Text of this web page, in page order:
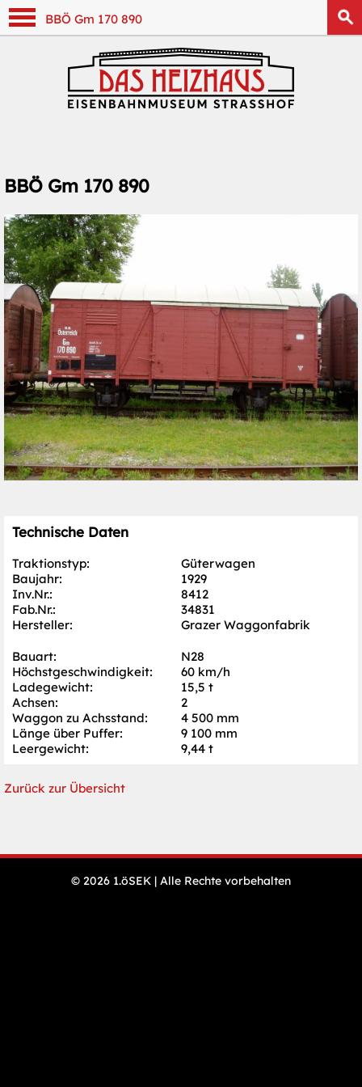
Navigation anzeigen
BBÖ Gm 170 890
BBÖ Gm 170 890
Technische Daten
Traktionstyp:
Güterwagen
Baujahr:
1929
Inv.Nr.:
8412
Fab.Nr.:
34831
Hersteller:
Grazer Waggonfabrik
Bauart:
N28
Höchst­geschwindigkeit:
60 km/h
Ladegewicht:
15,5 t
Achsen:
2
Waggon zu Achsstand:
4 500 mm
Länge über Puffer:
9 100 mm
Leergewicht:
9,44 t
Zurück zur Übersicht
© 2026 1.öSEK | Alle Rechte vorbehaltenÖffnungszeiten